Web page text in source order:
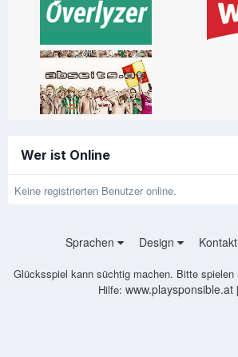
Wer ist Online
Keine registrierten Benutzer online.
Sprachen Design Kontakt
Glücksspiel kann süchtig machen. Bitte spielen
Hilfe: www.playsponsible.at